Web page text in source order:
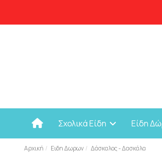
Σχολικά Είδη Είδη
Αρχική Ειδη Δωρων Δάσκαλος - Δασκάλα